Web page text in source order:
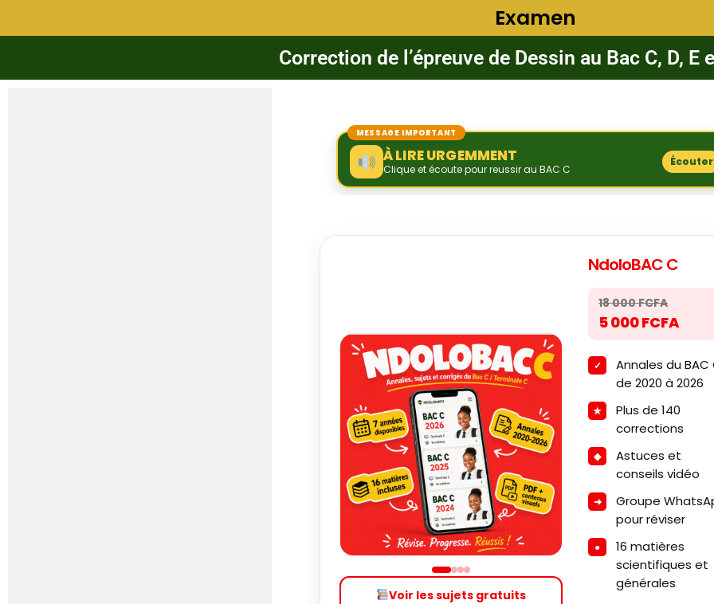
Examen
Correction de l’épreuve de Dessin au Bac C, D, E
MESSAGE IMPORTANT
À LIRE URGEMMENT
Clique et écoute pour reussir au BAC C
Écouter
Voir les sujets gratuits
NdoloBAC C
18 000 FCFA
5 000 FCFA
Annales du BAC
de 2020 à 2026
Plus de 140
corrections
Astuces et
conseils vidéo
Groupe
pour réviser
16 matières
scientifiques et
générales